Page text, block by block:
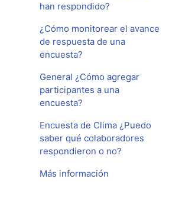
han respondido?
¿Cómo monitorear el avance
de respuesta de una
encuesta?
General ¿Cómo agregar
participantes a una
encuesta?
Encuesta de Clima ¿Puedo
saber qué colaboradores
respondieron o no?
Más información